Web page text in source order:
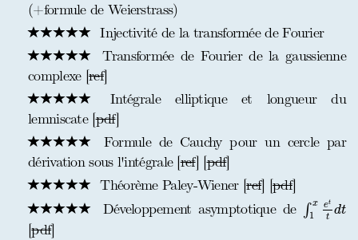
(+formule de Weierstrass)
Injectivité de la transformée de Fourier
Transformée de Fourier de la gaussienne
complexe [ref]
Intégrale elliptique et longueur du
lemniscate [pdf]
Formule de Cauchy pour un cercle par
dérivation sous l'intégrale [ref] [pdf]
Théorème Paley-Wiener [ref] [pdf]
Développement asymptotique de ∫ x
1
et
t dt
1x et
[pdf]